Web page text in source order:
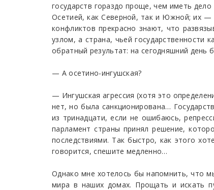
государств гораздо проще, чем иметь
Осетией, как Северной, так и Южной; их —
конфликтов прекрасно знают, что
узлом, а страна, чьей
обратный результат: на сегодняшний день
— А осетино-ингушская?
— Ингушская агрессия (хотя это
нет, но была санкционирована…
из тринадцати, если не ошибаюсь,
парламент страны принял решение,
последствиями. Так быстро, как этого
говорится, спешите медленно…
Однако мне хотелось бы напомнить, что
мира в наших домах. Прощать и искать